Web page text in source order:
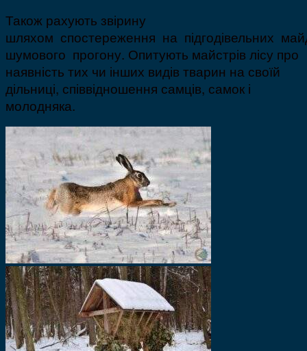
Також рахують звірину
шляхом спостереження на підгодівельних
шумового прогону. Опитують майстрів лісу про
наявність тих чи інших видів тварин на своїй
дільниці, співвідношення самців, самок і
молодняка.